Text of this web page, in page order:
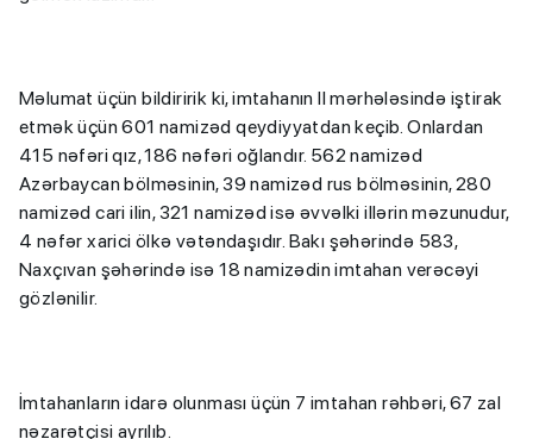
Məlumat üçün bildiririk ki, imtahanın II mərhələsində iştirak
etmək üçün 601 namizəd qeydiyyatdan keçib. Onlardan
415 nəfəri qız, 186 nəfəri oğlandır. 562 namizəd
Azərbaycan bölməsinin, 39 namizəd rus bölməsinin, 280
namizəd cari ilin, 321 namizəd isə əvvəlki illərin məzunudur,
4 nəfər xarici ölkə vətəndaşıdır. Bakı şəhərində 583,
Naxçıvan şəhərində isə 18 namizədin imtahan verəcəyi
gözlənilir.
İmtahanların idarə olunması üçün 7 imtahan rəhbəri, 67 zal
nəzarətçisi ayrılıb.